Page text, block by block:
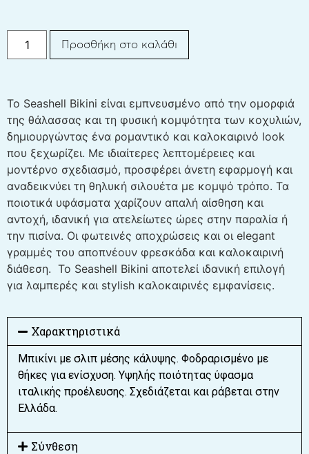
Προσθήκη στο καλάθι
Το Seashell Bikini είναι εμπνευσμένο από την ομορφιά
της θάλασσας και τη φυσική κομψότητα των κοχυλιών,
δημιουργώντας ένα ρομαντικό και καλοκαιρινό look
που ξεχωρίζει. Με ιδιαίτερες λεπτομέρειες και
μοντέρνο σχεδιασμό, προσφέρει άνετη εφαρμογή και
αναδεικνύει τη θηλυκή σιλουέτα με κομψό τρόπο. Τα
ποιοτικά υφάσματα χαρίζουν απαλή αίσθηση και
αντοχή, ιδανική για ατελείωτες ώρες στην παραλία ή
την πισίνα. Οι φωτεινές αποχρώσεις και οι elegant
γραμμές του αποπνέουν φρεσκάδα και καλοκαιρινή
διάθεση. Το Seashell Bikini αποτελεί ιδανική επιλογή
για λαμπερές και stylish καλοκαιρινές εμφανίσεις.
Χαρακτηριστικά
Μπικίνι με σλιπ μέσης κάλυψης. Φοδραρισμένο με
θήκες για ενίσχυση. Υψηλής ποιότητας ύφασμα
ιταλικής προέλευσης. Σχεδιάζεται και ράβεται στην
Ελλάδα.
Σύνθεση